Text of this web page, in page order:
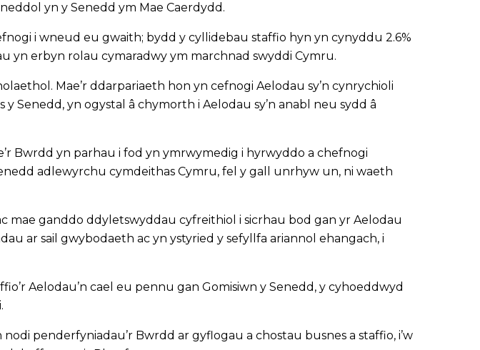
yn y Senedd ym Mae Caerdydd.
i wneud eu gwaith; bydd y cyllidebau staffio hyn yn cynyddu 2.6%
yn erbyn rolau cymaradwy ym marchnad swyddi Cymru.
Mae’r ddarpariaeth hon yn cefnogi Aelodau sy’n cynrychioli
Senedd, yn ogystal â chymorth i Aelodau sy’n anabl neu sydd â
Bwrdd yn parhau i fod yn ymrwymedig i hyrwyddo a chefnogi
adlewyrchu cymdeithas Cymru, fel y gall unrhyw un, ni waeth
mae ganddo ddyletswyddau cyfreithiol i sicrhau bod gan yr Aelodau
ar sail gwybodaeth ac yn ystyried y sefyllfa ariannol ehangach, i
Aelodau’n cael eu pennu gan Gomisiwn y Senedd, y cyhoeddwyd
penderfyniadau’r Bwrdd ar gyflogau a chostau busnes a staffio, i’w